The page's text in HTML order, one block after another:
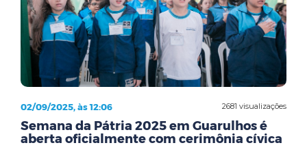
2681 visualizações
02/09/2025, às 12:06
Semana da Pátria 2025 em Guarulhos é
aberta oficialmente com cerimônia cívica